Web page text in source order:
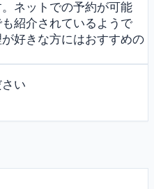
ネットでの予約が可能
紹介されているようで
好きな方にはおすすめの
い